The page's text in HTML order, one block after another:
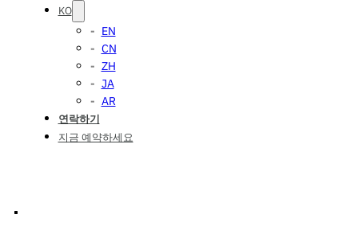
KO
EN
CN
ZH
JA
AR
연락하기
지금 예약하세요